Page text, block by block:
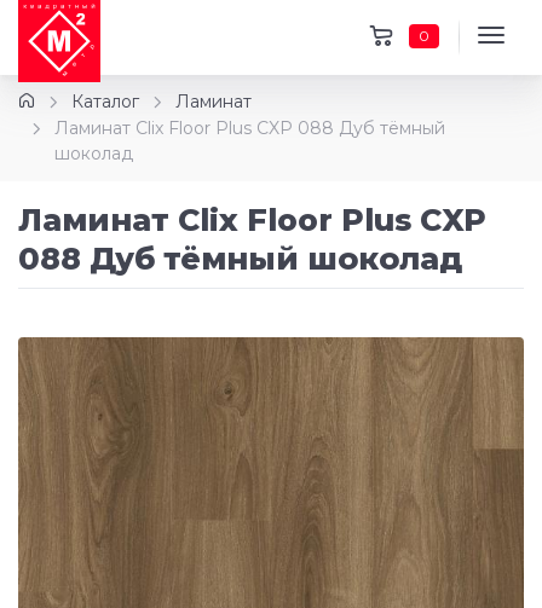
0
Каталог
Ламинат
Ламинат Clix Floor Plus CXP 088 Дуб тёмный
шоколад
Ламинат Clix Floor Plus CXP
088 Дуб тёмный шоколад